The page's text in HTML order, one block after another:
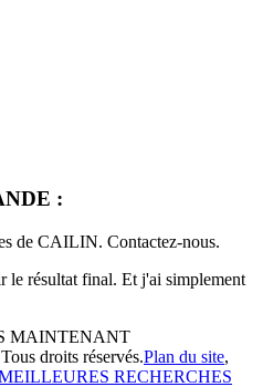
:
de CAILIN. Contactez-nous.
le résultat final. Et j'ai simplement
MAINTENANT
droits réservés.Plan du site,
RECHERCHES